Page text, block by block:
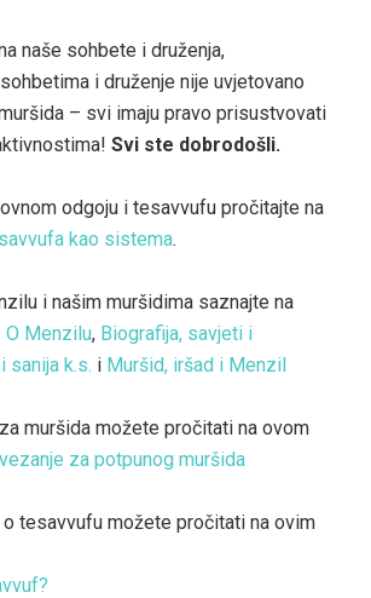
naše sohbete i druženja,
i druženje nije uvjetovano
– svi imaju pravo prisustvovati
Svi ste dobrodošli.
odgoju i tesavvufu pročitajte na
kao sistema.
i našim muršidima saznajte na
O Menzilu, Biografija, savjeti i
sanija k.s. i Muršid, iršad i Menzil
muršida možete pročitati na ovom
za potpunog muršida
tesavvufu možete pročitati na ovim